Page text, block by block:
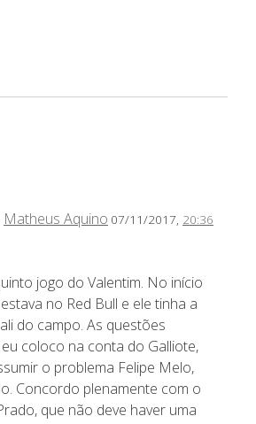
Matheus Aquino 07/11/2017, 20:36
jogo do Valentim. No início
no Red Bull e ele tinha a
do campo. As questões
coloco na conta do Galliote,
o problema Felipe Melo,
Concordo plenamente com o
que não deve haver uma